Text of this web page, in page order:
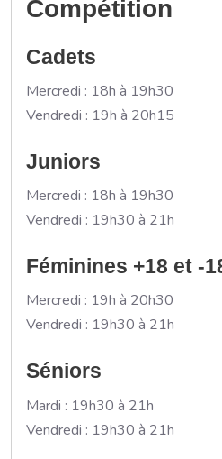
Compétition
Cadets
Mercredi : 18h à 19h30
Vendredi : 19h à 20h15
Juniors
Mercredi : 18h à 19h30
Vendredi : 19h30 à 21h
Féminines +18 et -
Mercredi : 19h à 20h30
Vendredi : 19h30 à 21h
Séniors
Mardi : 19h30 à 21h
Vendredi : 19h30 à 21h